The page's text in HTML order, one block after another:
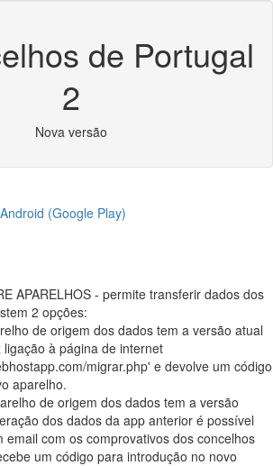
de Portugal
2
Nova versão
(Google Play)
APARELHOS - permite transferir dados dos
2 opções:
de origem dos dados tem a versão atual
à página de internet
migrar.php' e devolve um código
aparelho.
de origem dos dados tem a versão
dos dados da app anterior é possível
email com os comprovativos dos concelhos
um código para introdução no novo